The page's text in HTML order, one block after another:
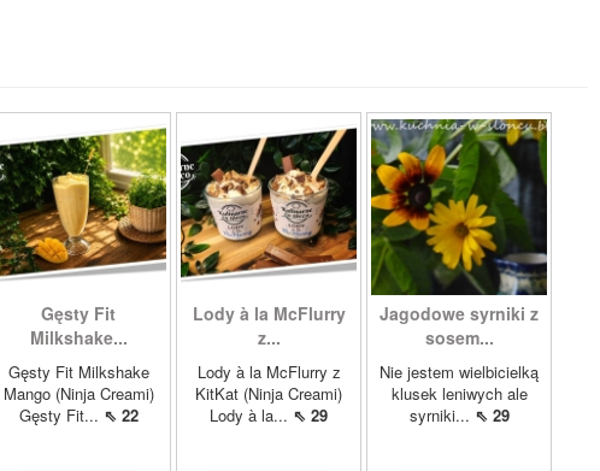
Gęsty Fit
Milkshake...
Gęsty Fit Milkshake
Mango (Ninja Creami)
Gęsty Fit... ⇖ 22
Lody à la McFlurry
z...
Lody à la McFlurry z
KitKat (Ninja Creami)
Lody à la... ⇖ 29
Jagodowe syrniki z
sosem...
Nie jestem wielbicielką
klusek leniwych ale
syrniki... ⇖ 29